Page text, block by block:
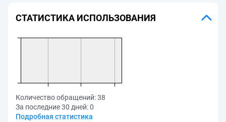
СТАТИСТИКА ИСПОЛЬЗОВАНИЯ
Количество обращений:38
За последние 30 дней:0
Подробная статистика